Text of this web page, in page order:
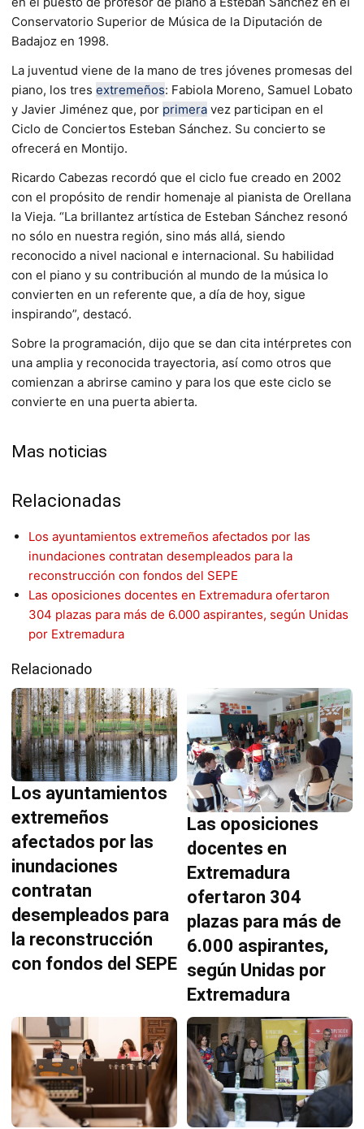
Conservatorio Superior de Música de la Diputación de
Badajoz en 1998.
La juventud viene de la mano de tres jóvenes promesas del
piano, los tres extremeños: Fabiola Moreno, Samuel Lobato
y Javier Jiménez que, por primera vez participan en el
Ciclo de Conciertos Esteban Sánchez. Su concierto se
ofrecerá en Montijo.
Ricardo Cabezas recordó que el ciclo fue creado en 2002
con el propósito de rendir homenaje al pianista de Orellana
la Vieja. “La brillantez artística de Esteban Sánchez resonó
no sólo en nuestra región, sino más allá, siendo
reconocido a nivel nacional e internacional. Su habilidad
con el piano y su contribución al mundo de la música lo
convierten en un referente que, a día de hoy, sigue
inspirando”, destacó.
Sobre la programación, dijo que se dan cita intérpretes con
una amplia y reconocida trayectoria, así como otros que
comienzan a abrirse camino y para los que este ciclo se
convierte en una puerta abierta.
Mas noticias
Relacionadas
Los ayuntamientos extremeños afectados por las
inundaciones contratan desempleados para la
reconstrucción con fondos del SEPE
Las oposiciones docentes en Extremadura ofertaron
304 plazas para más de 6.000 aspirantes, según Unidas
por Extremadura
Relacionado
Los ayuntamientos
extremeños
afectados por las
inundaciones
contratan
desempleados para
la reconstrucción
con fondos del SEPE
Las oposiciones
docentes en
Extremadura
ofertaron 304
plazas para más de
6.000 aspirantes,
según Unidas por
Extremadura